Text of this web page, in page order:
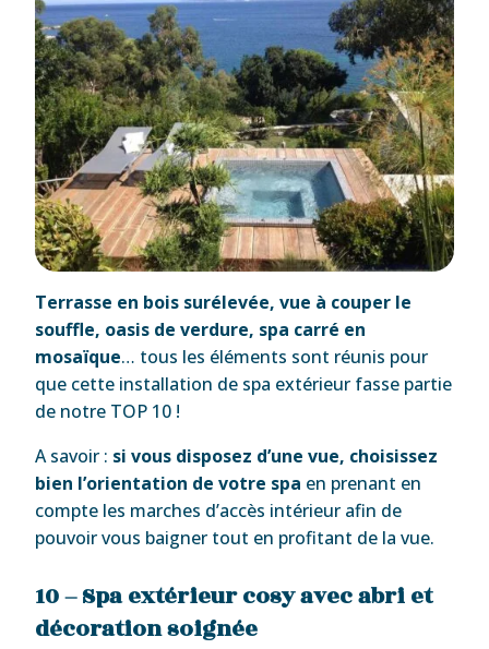
Terrasse en bois surélevée, vue à couper le
souffle, oasis de verdure, spa carré en
mosaïque… tous les éléments sont réunis pour
que cette installation de spa extérieur fasse partie
de notre TOP 10 !
A savoir : si vous disposez d’une vue, choisissez
bien l’orientation de votre spa en prenant en
compte les marches d’accès intérieur afin de
pouvoir vous baigner tout en profitant de la vue.
10 – Spa extérieur cosy avec abri et
décoration soignée